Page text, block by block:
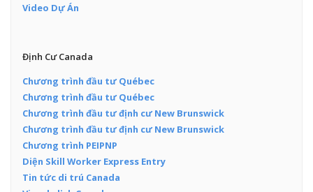
Video Dự Án
Định Cư Canada
Chương trình đầu tư Québec
Chương trình đầu tư Québec
Chương trình đầu tư định cư New Brunswick
Chương trình đầu tư định cư New Brunswick
Chương trình PEIPNP
Diện Skill Worker Express Entry
Tin tức di trú Canada